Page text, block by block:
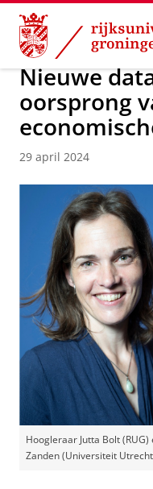
Skip
Content
Skip
Navigation
Over ons
Nieuwe
oorsprong
29 april 2024
Hoogleraar Jutta Bolt
Zanden (Universiteit